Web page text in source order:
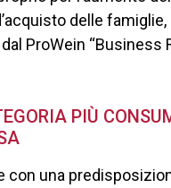
delle
ProWein “Business
PIÙ
con una